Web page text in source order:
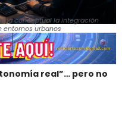
conceptual la integración
entornos urbanos
real”… pero no